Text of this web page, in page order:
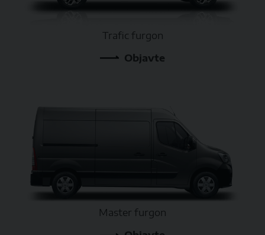
Trafic furgon
Objavte
Master furgon